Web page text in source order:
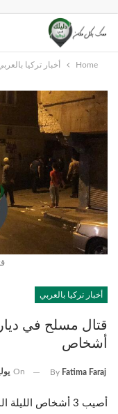
Home أخبار تركيا
أخبار تركيا بالعربي
قتال مسلح في
أشخاص
By Fatima Faraj
On يوليو
أصيب 3 أشخاص